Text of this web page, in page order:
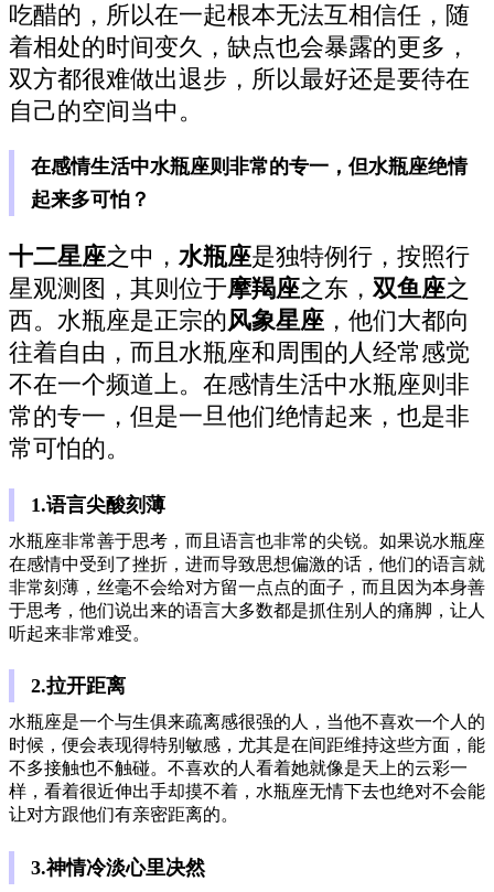
吃醋的，所以在一起根本无法互相信任，随
着相处的时间变久，缺点也会暴露的更多，
双方都很难做出退步，所以最好还是要待在
自己的空间当中。
在感情生活中水瓶座则非常的专一，但水瓶座绝情
起来多可怕？
十二星座之中， 水瓶座是独特例行，按照行
星观测图，其则位于摩羯座之东， 双鱼座之
西。水瓶座是正宗的风象星座 ，他们大都向
往着自由，而且水瓶座和周围的人经常感觉
不在一个频道上。在感情生活中水瓶座则非
常的专一，但是一旦他们绝情起来，也是非
常可怕的。
1.语言尖酸刻薄
水瓶座非常善于思考，而且语言也非常的尖锐。如果说水瓶座
在感情中受到了挫折，进而导致思想偏激的话，他们的语言就
非常刻薄，丝毫不会给对方留一点点的面子，而且因为本身善
于思考，他们说出来的语言大多数都是抓住别人的痛脚，让人
听起来非常难受。
2.拉开距离
水瓶座是一个与生俱来疏离感很强的人，当他不喜欢一个人的
时候，便会表现得特别敏感，尤其是在间距维持这些方面，能
不多接触也不触碰。不喜欢的人看着她就像是天上的云彩一
样，看着很近伸出手却摸不着，水瓶座无情下去也绝对不会能
让对方跟他们有亲密距离的。
3.神情冷淡心里决然